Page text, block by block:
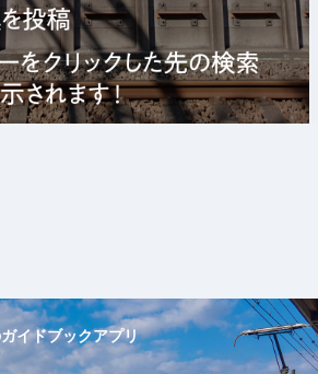
イドブックアプリ